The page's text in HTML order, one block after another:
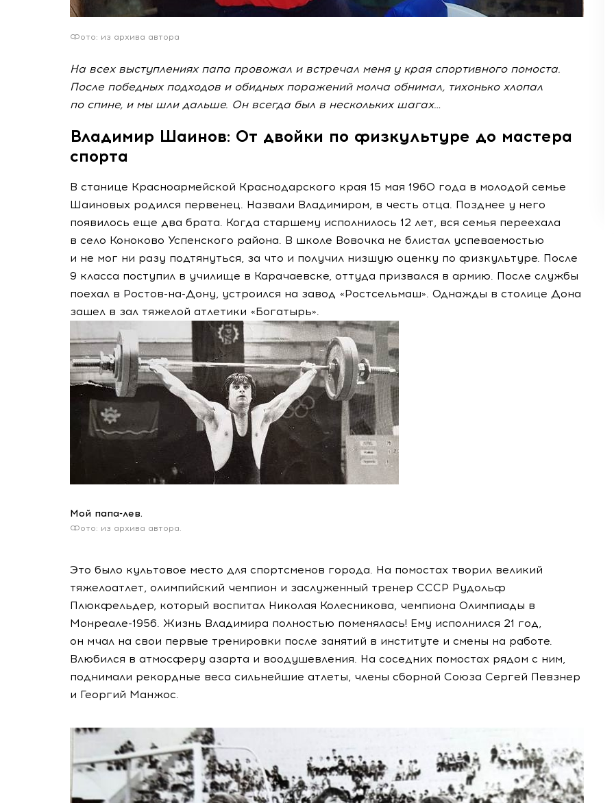
Фото: из архива автора
На всех выступлениях папа провожал и встречал меня у края спортивного помоста.
После победных подходов и обидных поражений молча обнимал, тихонько хлопал
по спине, и мы шли дальше. Он всегда был в нескольких шагах…
Владимир Шаинов: От двойки по физкультуре до мастера
спорта
В станице Красноармейской Краснодарского края 15 мая 1960 года в молодой семье
Шаиновых родился первенец. Назвали Владимиром, в честь отца. Позднее у него
появилось еще два брата. Когда старшему исполнилось 12 лет, вся семья переехала
в село Коноково Успенского района. В школе Вовочка не блистал успеваемостью
и не мог ни разу подтянуться, за что и получил низшую оценку по физкультуре. После
9 класса поступил в училище в Карачаевске, оттуда призвался в армию. После службы
поехал в Ростов-на-Дону, устроился на завод «Ростсельмаш». Однажды в столице Дона
зашел в зал тяжелой атлетики «Богатырь».
Мой папа-лев.
Фото: из архива автора.
Это было культовое место для спортсменов города. На помостах творил великий
тяжелоатлет, олимпийский чемпион и заслуженный тренер СССР Рудольф
Плюкфельдер, который воспитал Николая Колесникова, чемпиона Олимпиады в
Монреале-1956. Жизнь Владимира полностью поменялась! Ему исполнился 21 год,
он мчал на свои первые тренировки после занятий в институте и смены на работе.
Влюбился в атмосферу азарта и воодушевления. На соседних помостах рядом с ним,
поднимали рекордные веса сильнейшие атлеты, члены сборной Союза Сергей Певзнер
и Георгий Манжос.